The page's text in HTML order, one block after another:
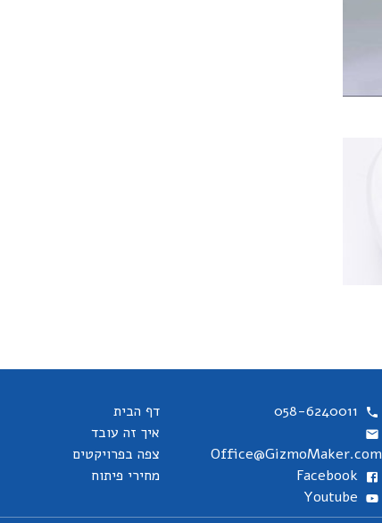
058-6240011
Office@GizmoMaker.com
Facebook
Youtube
דף הבית
איך זה עובד
צפה בפרויקטים
מחירי פיתוח